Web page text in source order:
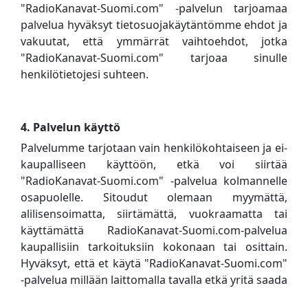
"RadioKanavat-Suomi.com" -palvelun tarjoamaa
palvelua hyväksyt tietosuojakäytäntömme ehdot ja
vakuutat, että ymmärrät vaihtoehdot, jotka
"RadioKanavat-Suomi.com" tarjoaa sinulle
henkilötietojesi suhteen.
4. Palvelun käyttö
Palvelumme tarjotaan vain henkilökohtaiseen ja ei-
kaupalliseen käyttöön, etkä voi siirtää
"RadioKanavat-Suomi.com" -palvelua kolmannelle
osapuolelle. Sitoudut olemaan myymättä,
alilisensoimatta, siirtämättä, vuokraamatta tai
käyttämättä RadioKanavat-Suomi.com-palvelua
kaupallisiin tarkoituksiin kokonaan tai osittain.
Hyväksyt, että et käytä "RadioKanavat-Suomi.com"
-palvelua millään laittomalla tavalla etkä yritä saada